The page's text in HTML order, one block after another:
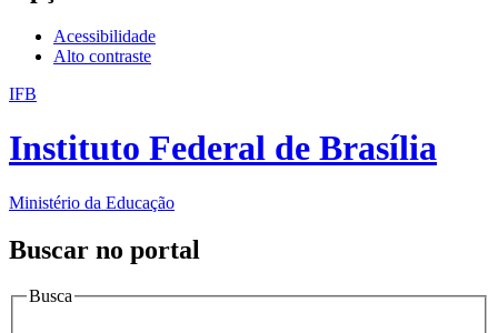
Acessibilidade
Alto contraste
IFB
Instituto Federal de Brasília
Ministério da Educação
Buscar no portal
Busca